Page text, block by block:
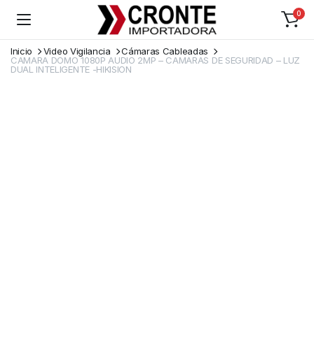
0
Inicio Video Vigilancia
Cámaras Cableadas
CAMARA DOMO 1080P AUDIO 2MP – CAMARAS DE SEGURIDAD – LUZ
DUAL INTELIGENTE -HIKISION